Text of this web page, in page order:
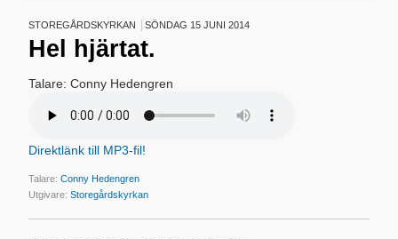
STOREGÅRDSKYRKAN SÖNDAG 15 JUNI 2014
Hel hjärtat.
Talare: Conny Hedengren
Direktlänk till MP3-fil!
Talare:Conny Hedengren
Utgivare:Storegårdskyrkan